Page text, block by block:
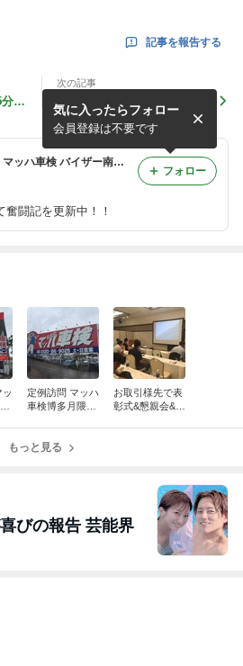
記事を報告する
マ
次の記事
オリジナルボックスティッシ
ュ60個貰えるには⁈
株式会社マッハ マッハ車検 バイザー南の徒然日記
奮闘記を更新中！！
気に入ったらフォロー
会員登録は不要です
フォロー
定例訪問 マッハ
車検博多月隈店
お取引様先で表
彰式&懇親会&勉
もっと見る
びの報告 芸能界